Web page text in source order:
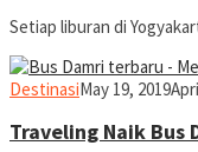
Setiap liburan di
Destinasiyopiefranz
May 19, 2019
Traveling Naik Bus